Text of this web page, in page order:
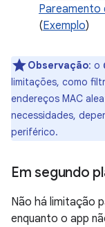
Pareamento
(Exemplo)
Observação: o
limitações, como
endereços MAC
necessidades,
periférico.
Em segundo
Não há limitação
enquanto o app